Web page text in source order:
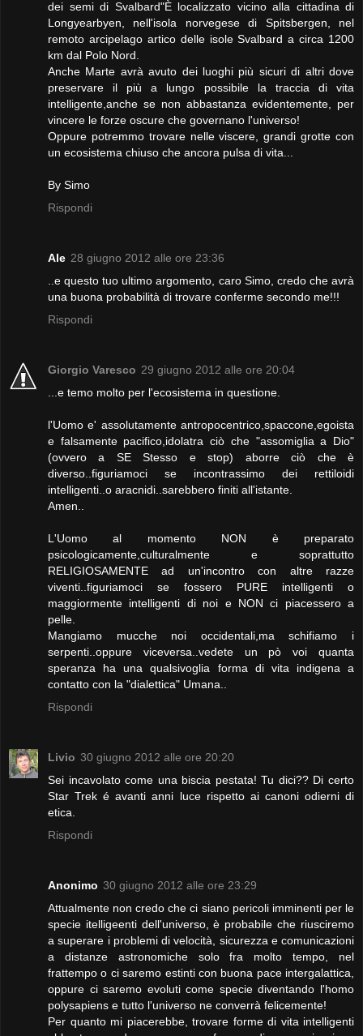
dei semi di Svalbard"È localizzato vicino alla cittadina di
Longyearbyen, nell'isola norvegese di Spitsbergen, nel
remoto arcipelago artico delle isole Svalbard a circa 1200
km dal Polo Nord.
Anche Marte avrà avuto dei luoghi più sicuri di altri dove
preservare il più a lungo possibile la traccia di vita
intelligente,anche se non abbastanza evidentemente, per
vincere le forze oscure che governano l'universo!
Oppure potremmo trovare nelle viscere, grandi grotte con
un ecosistema chiuso che ancora pulsa di vita...
By Simo
Rispondi
Ale 28 giugno 2012 alle ore 23:36
..e questo tuo ultimo argomento, caro Simo, credo che avrà
una buona probabilità di trovare conferme secondo me!!!
Rispondi
Giorgio Varesco 29 giugno 2012 alle ore 20:04
...e temo molto per l'ecosistema in questione.
l'Uomo e' assolutamente antropocentrico,spaccone,egoista
e falsamente pacifico,idolatra ciò che "assomiglia a Dio"
(ovvero a SE Stesso e stop) aborre ciò che è
diverso..figuriamoci se incontrassimo dei rettiloidi
intelligenti..o aracnidi..sarebbero finiti all'istante.
Amen..
L'Uomo al momento NON è preparato
psicologicamente,culturalmente e soprattutto
RELIGIOSAMENTE ad un'incontro con altre razze
viventi..figuriamoci se fossero PURE intelligenti o
maggiormente intelligenti di noi e NON ci piacessero a
pelle.
Mangiamo mucche noi occidentali,ma schifiamo i
serpenti..oppure viceversa..vedete un pò voi quanta
speranza ha una qualsivoglia forma di vita indigena a
contatto con la "dialettica" Umana..
Rispondi
Livio 30 giugno 2012 alle ore 20:20
Sei incavolato come una biscia pestata! Tu dici?? Di certo
Star Trek é avanti anni luce rispetto ai canoni odierni di
etica.
Rispondi
Anonimo 30 giugno 2012 alle ore 23:29
Attualmente non credo che ci siano pericoli imminenti per le
specie itelligeenti dell'universo, è probabile che riusciremo
a superare i problemi di velocità, sicurezza e comunicazioni
a distanze astronomiche solo fra molto tempo, nel
frattempo o ci saremo estinti con buona pace intergalattica,
oppure ci saremo evoluti come specie diventando l'homo
polysapiens e tutto l'universo ne converrà felicemente!
Per quanto mi piacerebbe, trovare forme di vita intelligenti